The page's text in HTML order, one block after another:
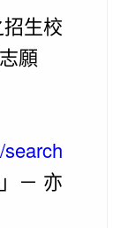
生校
願
－ 亦